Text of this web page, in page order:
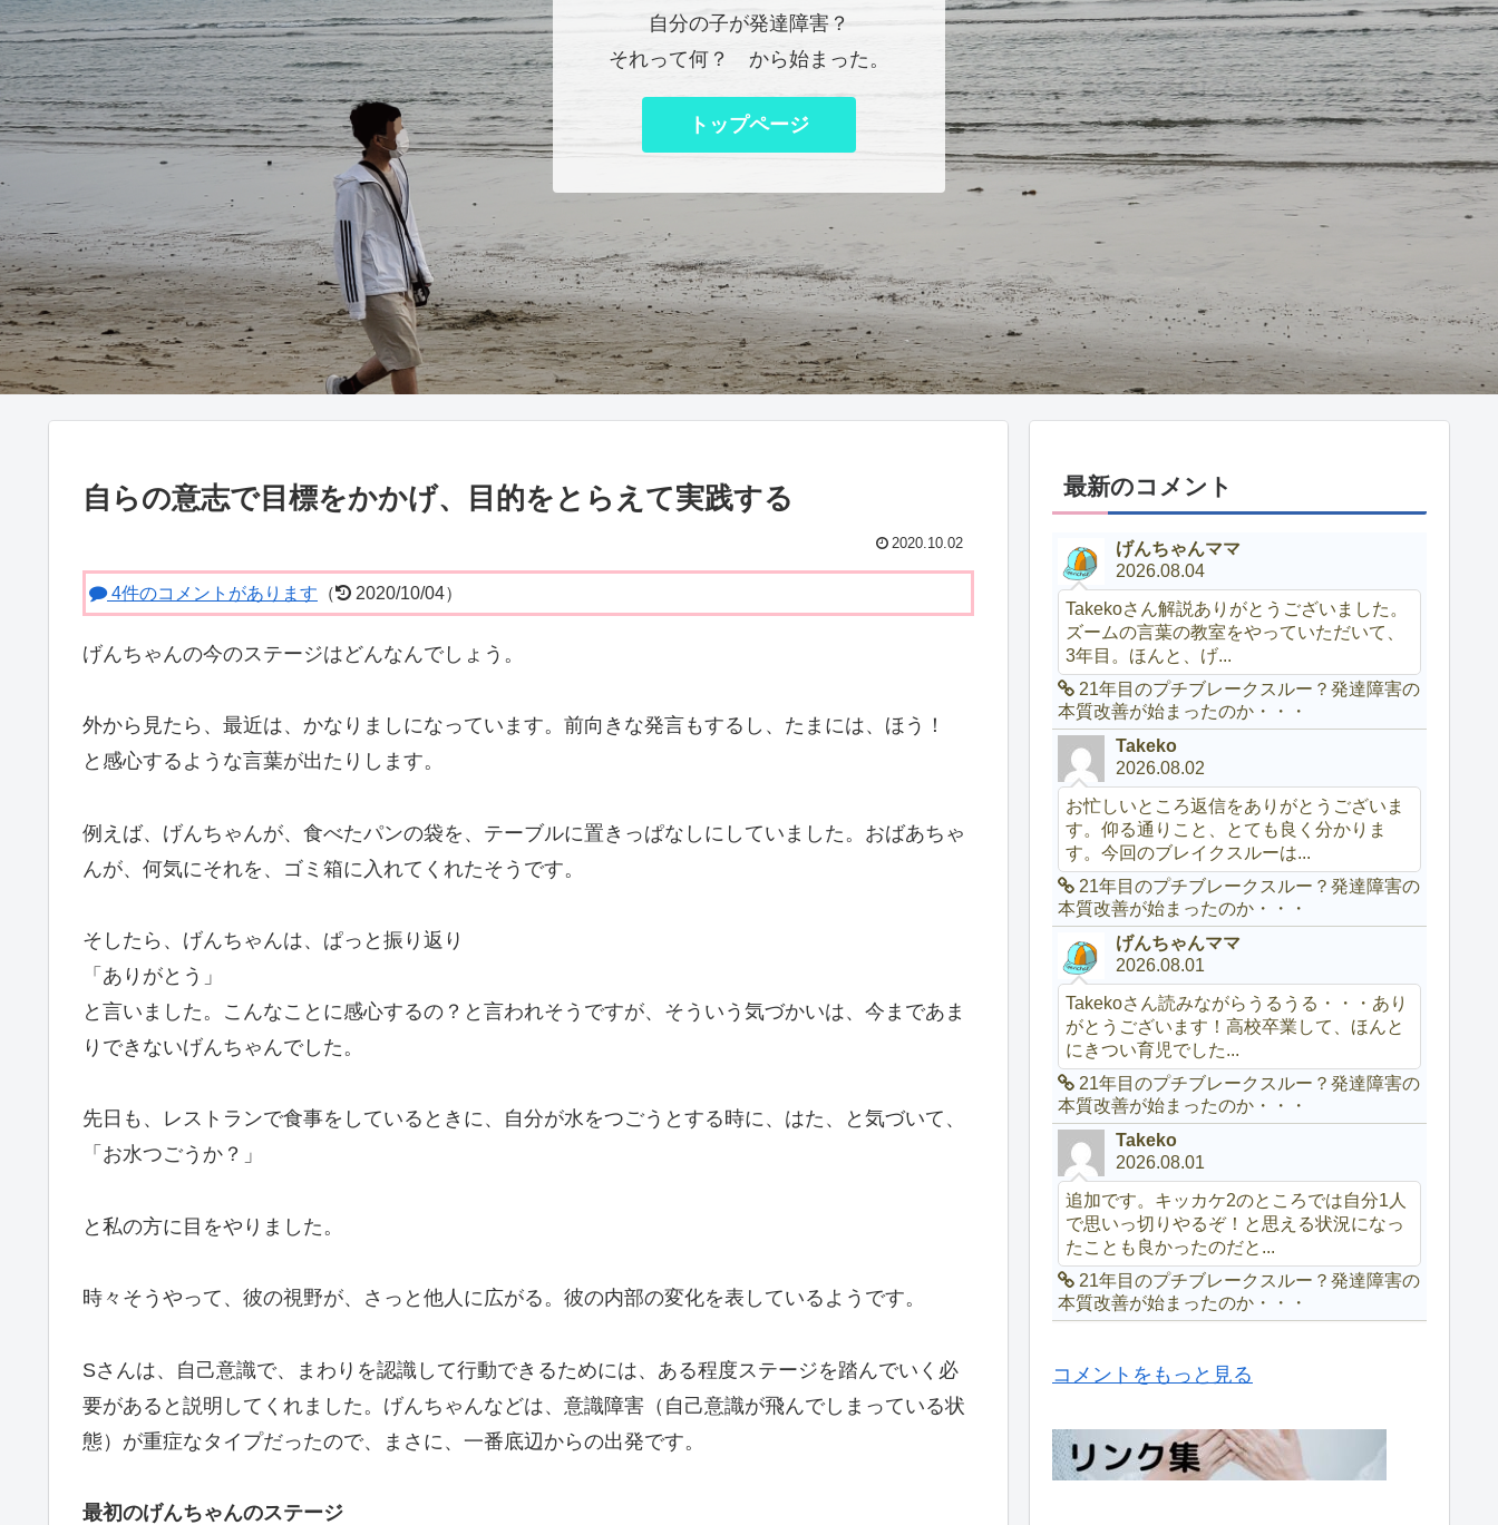
自分の子が発達障害？
それって何？ から始まった。
トップページ
自らの意志で目標をかかげ、目的をとらえて実践する
2020.10.02
4件のコメントがあります （ 2020/10/04）
げんちゃんの今のステージはどんなんでしょう。
外から見たら、最近は、かなりましになっています。前向きな発言もするし、たまには、ほう！
と感心するような言葉が出たりします。
例えば、げんちゃんが、食べたパンの袋を、テーブルに置きっぱなしにしていました。おばあちゃ
んが、何気にそれを、ゴミ箱に入れてくれたそうです。
そしたら、げんちゃんは、ぱっと振り返り
「ありがとう」
と言いました。こんなことに感心するの？と言われそうですが、そういう気づかいは、今まであま
りできないげんちゃんでした。
先日も、レストランで食事をしているときに、自分が水をつごうとする時に、はた、と気づいて、
「お水つごうか？」
と私の方に目をやりました。
時々そうやって、彼の視野が、さっと他人に広がる。彼の内部の変化を表しているようです。
Sさんは、自己意識で、まわりを認識して行動できるためには、ある程度ステージを踏んでいく必
要があると説明してくれました。げんちゃんなどは、意識障害（自己意識が飛んでしまっている状
態）が重症なタイプだったので、まさに、一番底辺からの出発です。
最初のげんちゃんのステージ
最新のコメント
げんちゃんママ
2026.08.04
Takekoさん解説ありがとうございました。
ズームの言葉の教室をやっていただいて、
3年目。ほんと、げ...
21年目のプチブレークスルー？発達障害の
本質改善が始まったのか・・・
Takeko
2026.08.02
お忙しいところ返信をありがとうございま
す。仰る通りこと、とても良く分かりま
す。今回のブレイクスルーは...
21年目のプチブレークスルー？発達障害の
本質改善が始まったのか・・・
げんちゃんママ
2026.08.01
Takekoさん読みながらうるうる・・・あり
がとうございます！高校卒業して、ほんと
にきつい育児でした...
21年目のプチブレークスルー？発達障害の
本質改善が始まったのか・・・
Takeko
2026.08.01
追加です。キッカケ2のところでは自分1人
で思いっ切りやるぞ！と思える状況になっ
たことも良かったのだと...
21年目のプチブレークスルー？発達障害の
本質改善が始まったのか・・・
コメントをもっと見る